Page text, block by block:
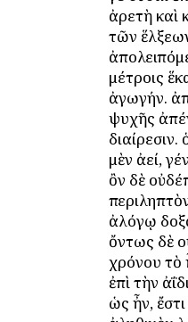
ἀρετὴ καὶ
τῶν
μέτροις
ἀγωγήν.
ψυχῆς
διαίρεσιν.
μὲν ἀεί,
ὂν δὲ
ἀλόγῳ
ὄντως δὲ
χρόνου τὸ
ἐπὶ τὴν
ὡς ἦν,